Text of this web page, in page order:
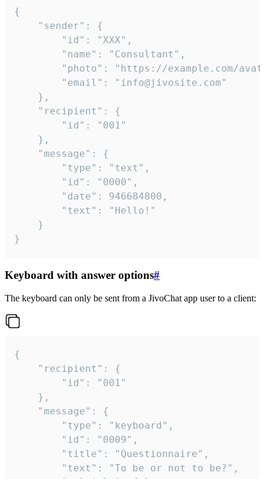
{
}
Keyboard with answer options#
The keyboard can only be sent from a JivoChat app user to a client:
{